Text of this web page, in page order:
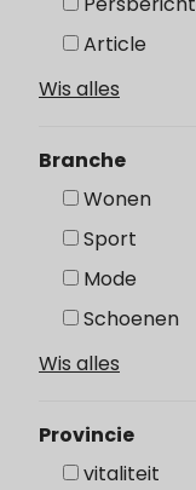
Article
Wis alles
Branche
Wonen
Sport
Mode
Schoenen
Wis alles
Provincie
vitaliteit